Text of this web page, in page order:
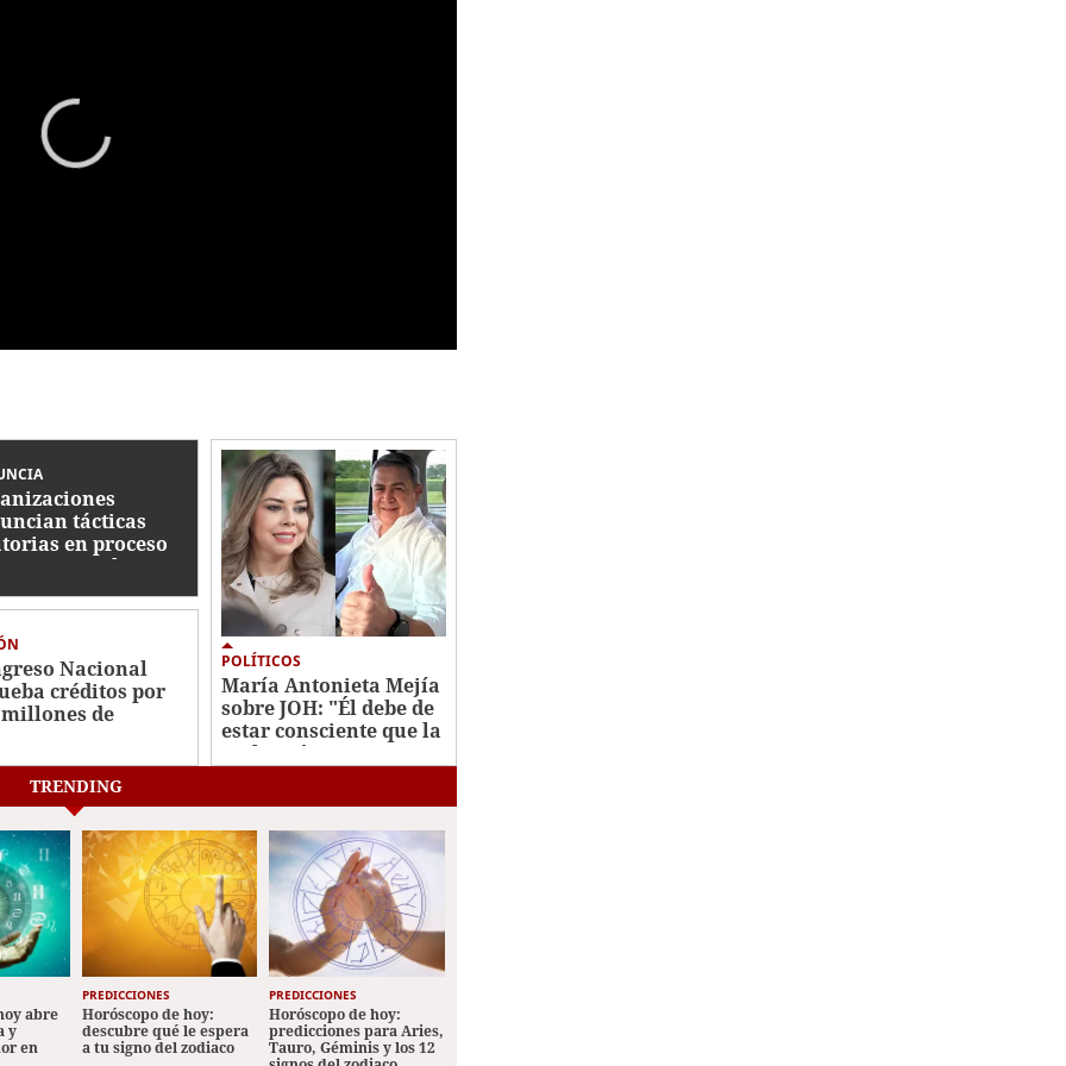
tácticas
en proceso
Roosevelt
pronta
Nacional
créditos por
millones de
para
fiscal y
inclusivo
POLÍTICOS
María Antonieta Mejía
sobre JOH: "Él debe de
estar consciente que la
reelección no era
TRENDING
abre
y
en
PREDICCIONES
Horóscopo de hoy:
descubre qué le espera
a tu signo del zodiaco
PREDICCIONES
Horóscopo de hoy:
predicciones para Aries,
Tauro, Géminis y los 12